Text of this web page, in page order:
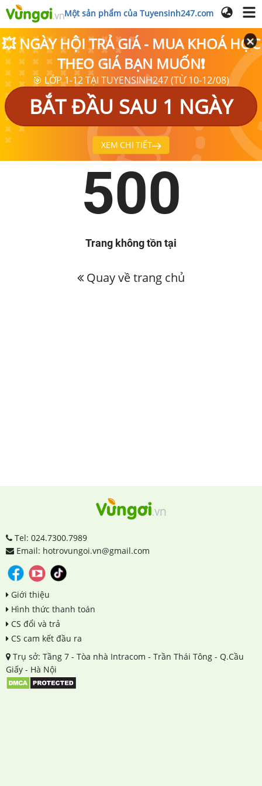
Một sản phẩm của Tuyensinh247.com
💥 NGÀY HỘI TRẢ GIÁ - MUA KHOÁ HỌC
THEO GIÁ BẠN MUỐN❗
🎯 LỚP 1-12 TẠI TUYENSINH247 (TỪ 10-12/08)
BẮT ĐẦU SAU 1 NGÀY
XEM CHI TIẾT
500
Trang không tồn tại
Quay về trang chủ
Tel: 024.7300.7989
Email: hotrovungoi.vn@gmail.com
Giới thiệu
Hình thức thanh toán
CS đổi và trả
CS cam kết đầu ra
Trụ sở: Tầng 7 - Tòa nhà Intracom - Trần Thái Tông - Q.Cầu
Giấy - Hà Nội